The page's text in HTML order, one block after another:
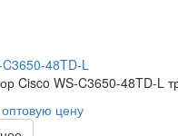
48TD-L
Cisco WS-C3650-48TD-L
цену